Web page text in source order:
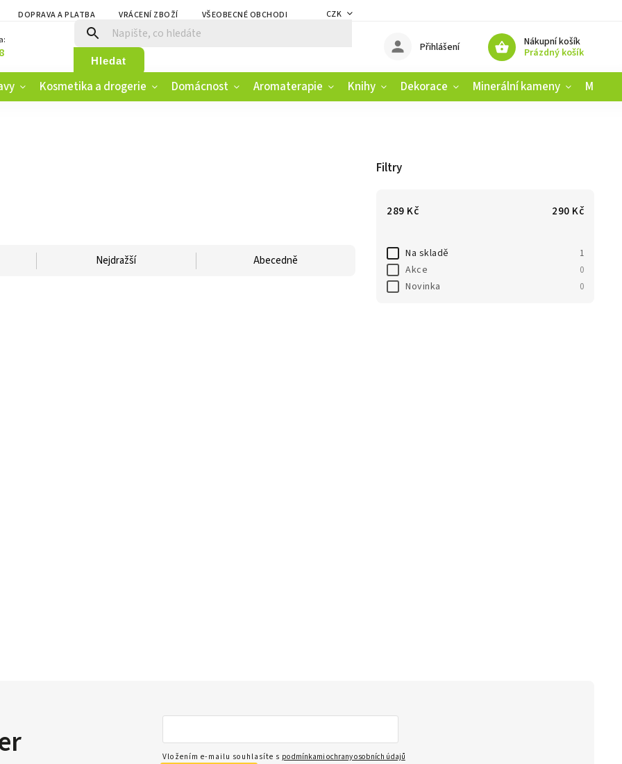
DOPRAVA A PLATBA VRÁCENÍ ZBOŽÍ VŠEOBECNÉ OBCHODNÍ PODMÍNKY
CZK
Hledat
Nákupní košík
Prázdný košík
Přihlášení
Kosmetika a drogerie Domácnost Aromaterapie Knihy Dekorace Minerální kameny
Filtry
289 Kč 290 Kč
Na skladě 1
Akce 0
Novinka 0
Nejdražší Abecedně
Vložením e-mailu souhlasíte s podmínkami ochrany osobních údajů